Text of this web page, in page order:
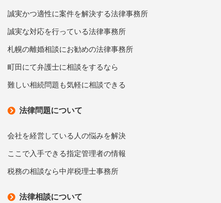
誠実かつ適性に案件を解決する法律事務所
誠実な対応を行っている法律事務所
札幌の離婚相談にお勧めの法律事務所
町田にて弁護士に相談をするなら
難しい相続問題も気軽に相談できる
法律問題について
会社を経営している人の悩みを解決
ここで入手できる指定管理者の情報
税務の相談なら中岸税理士事務所
法律相談について